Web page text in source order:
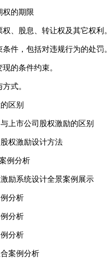
权的期限
、股息、转让权及其它权利。
件，包括对违规行为的处罚。
的条件约束。
式。
区别
上市公司股权激励的区别
权激励设计方法
例分析
励系统设计全景案例展示
分析
分析
分析
案例分析